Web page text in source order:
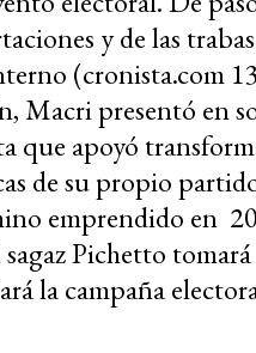
y de las
(cronista.com
Macri presentó en
que apoyó
de su propio
emprendido en
Pichetto
la campaña